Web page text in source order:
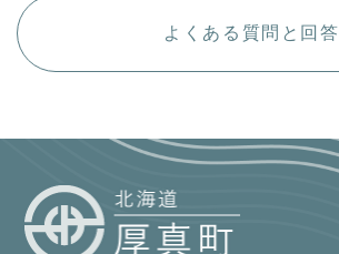
よくある質問と回答